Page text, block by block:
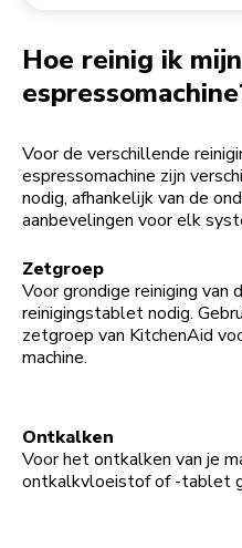
Hoe reinig ik
Voor de verschillende
espressomachine zijn
nodig, afhankelijk van de
aanbevelingen voor elk
Zetgroep
Voor grondige reiniging van
reinigingstablet nodig.
zetgroep van KitchenAid
machine.
Ontkalken
Voor het ontkalken van je
ontkalkvloeistof of -tablet